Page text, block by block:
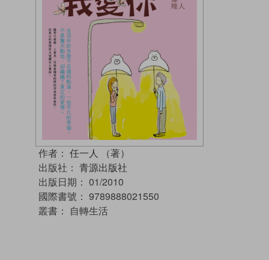
作者： 任一人 （著）
出版社： 青源出版社
出版日期： 01/2010
國際書號： 9789888021550
叢書： 自轉生活